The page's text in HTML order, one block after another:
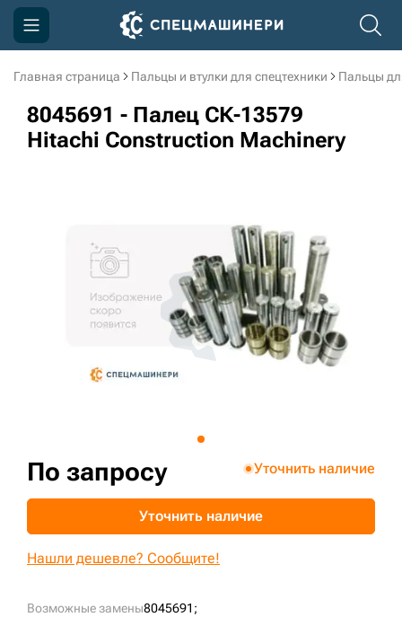
Главная страница Пальцы и втулки для спецтехники Пальцы
8045691 - Палец СК-13579
Hitachi Construction Machinery
Возможные замены8045691;
По запросу Уточнить наличие
Уточнить наличие
Нашли дешевле? Сообщите!
Компания
Акции
3D тур по производству
3D тур по складам
sksale@skdst.ru